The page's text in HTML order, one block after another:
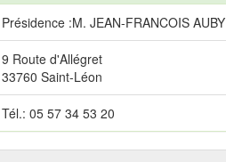
Présidence :M. JEAN-FRANCOIS AUBY
9 Route d'Allégret
33760 Saint-Léon
Tél.: 05 57 34 53 20